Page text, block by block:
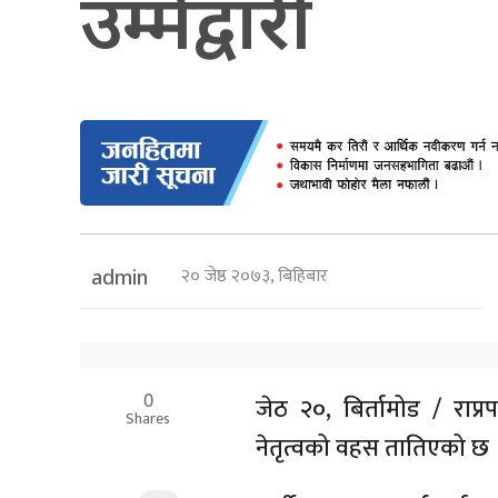
admin २० जेष्ठ २०७३, बिहिबार
0
Shares
जेठ २०, बिर्तामोड /
नेतृत्वको वहस तातिएको छ